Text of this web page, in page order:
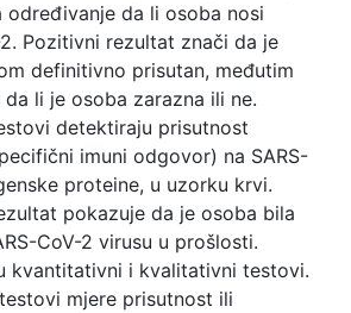
određivanje da li osoba nosi
2. Pozitivni rezultat znači da je
definitivno prisutan, međutim
li je osoba zarazna ili ne.
detektiraju prisutnost
imuni odgovor) na SARS-
proteine, u uzorku krvi.
pokazuje da je osoba bila
CoV-2 virusu u prošlosti.
kvantitativni i kvalitativni testovi.
mjere prisutnost ili